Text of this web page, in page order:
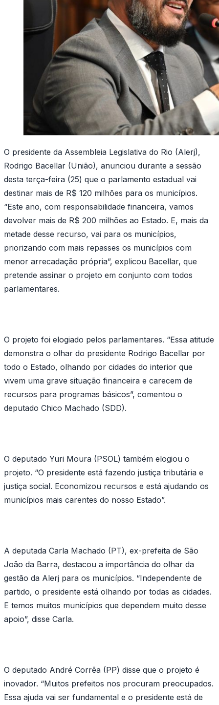
O presidente da Assembleia Legislativa do Rio (Alerj),
Rodrigo Bacellar (União), anunciou durante a sessão
desta terça-feira (25) que o parlamento estadual vai
destinar mais de R$ 120 milhões para os municípios.
“Este ano, com responsabilidade financeira, vamos
devolver mais de R$ 200 milhões ao Estado. E, mais da
metade desse recurso, vai para os municípios,
priorizando com mais repasses os municípios com
menor arrecadação própria”, explicou Bacellar, que
pretende assinar o projeto em conjunto com todos
parlamentares.
O projeto foi elogiado pelos parlamentares. “Essa atitude
demonstra o olhar do presidente Rodrigo Bacellar por
todo o Estado, olhando por cidades do interior que
vivem uma grave situação financeira e carecem de
recursos para programas básicos”, comentou o
deputado Chico Machado (SDD).
O deputado Yuri Moura (PSOL) também elogiou o
projeto. “O presidente está fazendo justiça tributária e
justiça social. Economizou recursos e está ajudando os
municípios mais carentes do nosso Estado”.
A deputada Carla Machado (PT), ex-prefeita de São
João da Barra, destacou a importância do olhar da
gestão da Alerj para os municípios. “Independente de
partido, o presidente está olhando por todas as cidades.
E temos muitos municípios que dependem muito desse
apoio”, disse Carla.
O deputado André Corrêa (PP) disse que o projeto é
inovador. “Muitos prefeitos nos procuram preocupados.
Essa ajuda vai ser fundamental e o presidente está de